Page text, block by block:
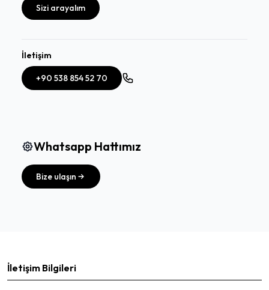
Sizi arayalım
İletişim
+90 538 854 52 70
Whatsapp Hattımız
Bize ulaşın
İletişim Bilgileri